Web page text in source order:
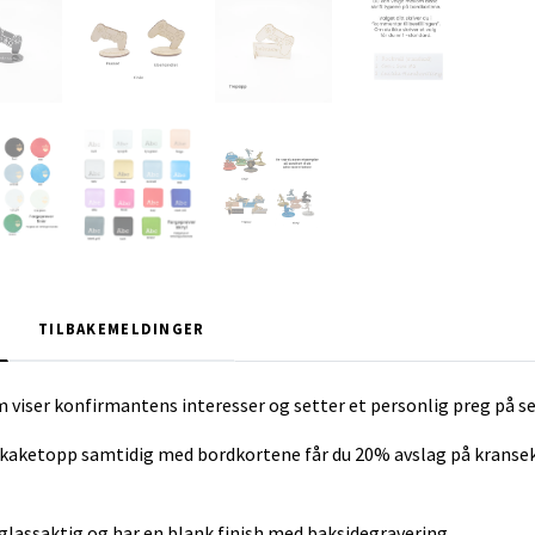
TILBAKEMELDINGER
viser konfirmantens interesser og setter et personlig preg på
samtidig med bordkortene får du 20% avslag på